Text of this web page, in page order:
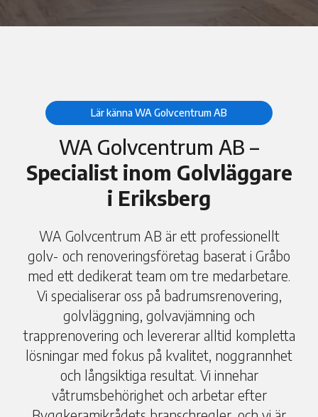
Lär känna WA Golvcentrum AB
WA Golvcentrum AB –
Specialist inom Golvläggare
i Eriksberg
WA Golvcentrum AB är ett professionellt
golv- och renoveringsföretag baserat i Gråbo
med ett dedikerat team om tre medarbetare.
Vi specialiserar oss på badrumsrenovering,
golvläggning, golvavjämning och
trapprenovering och levererar alltid kompletta
lösningar med fokus på kvalitet, noggrannhet
och långsiktiga resultat. Vi innehar
våtrumsbehörighet och arbetar efter